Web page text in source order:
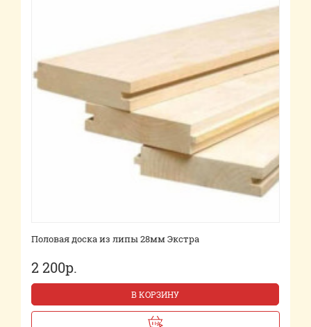
Половая доска из липы 28мм Экстра
2 200р.
В КОРЗИНУ